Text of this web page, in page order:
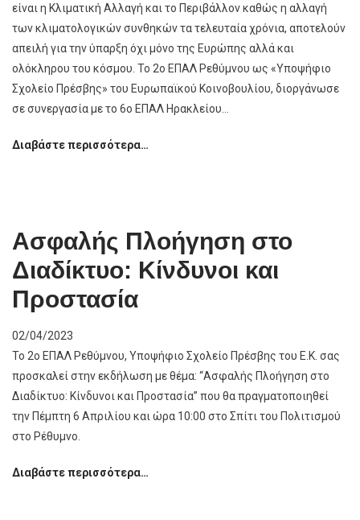
είναι η Κλιματική Αλλαγή και το Περιβάλλον καθώς η αλλαγή
των κλιματολογικών συνθηκών τα τελευταία χρόνια, αποτελούν
απειλή για την ύπαρξη όχι μόνο της Ευρώπης αλλά και
ολόκληρου του κόσμου. Το 2ο ΕΠΑΛ Ρεθύμνου ως «Υποψήφιο
Σχολείο Πρέσβης» του Ευρωπαϊκού Κοινοβουλίου, διοργάνωσε
σε συνεργασία με το 6ο ΕΠΑΛ Ηρακλείου…
Διαβάστε περισσότερα…
μίλησαν
για
Ασφαλής Πλοήγηση στο
Διαδίκτυο: Κίνδυνοι και
Προστασία
02/04/2023
Το 2ο ΕΠΑΛ Ρεθύμνου, Υποψήφιο Σχολείο Πρέσβης του Ε.Κ. σας
προσκαλεί στην εκδήλωση με θέμα: “Ασφαλής Πλοήγηση στο
Διαδίκτυο: Κίνδυνοι και Προστασία” που θα πραγματοποιηθεί
την Πέμπτη 6 Απριλίου και ώρα 10:00 στο Σπίτι του Πολιτισμού
στο Ρέθυμνο.
Διαβάστε περισσότερα…